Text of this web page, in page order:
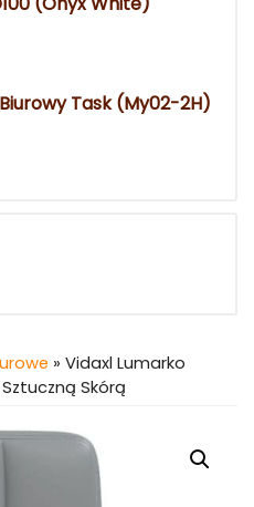
Task (My02-2H)
» Vidaxl Lumarko
Skórą